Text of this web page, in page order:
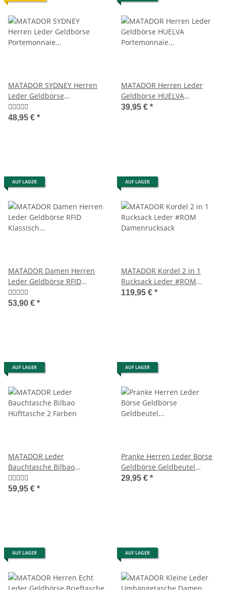
MATADOR SYDNEY Herren
Leder Geldbörse
Portemonnaie Luxus RFID
48,95 € *
MATADOR Herren Leder
Geldbörse HUELVA
Portemonnaie RFID Schwarz
39,95 € *
AUF LAGER
MATADOR Damen Herren
Leder Geldbörse RFID
Klassisch Retro
53,90 € *
AUF LAGER
MATADOR Kordel 2 in 1
Rucksack Leder #ROM
Damenrucksack
119,95 € *
AUF LAGER
MATADOR Leder
Bauchtasche Bilbao
Hüfttasche 2 Farben
59,95 € *
AUF LAGER
Pranke Herren Leder Börse
Geldbörse Geldbeutel
Brieftasche Portemonnaie
29,95 € *
AUF LAGER AUF LAGER